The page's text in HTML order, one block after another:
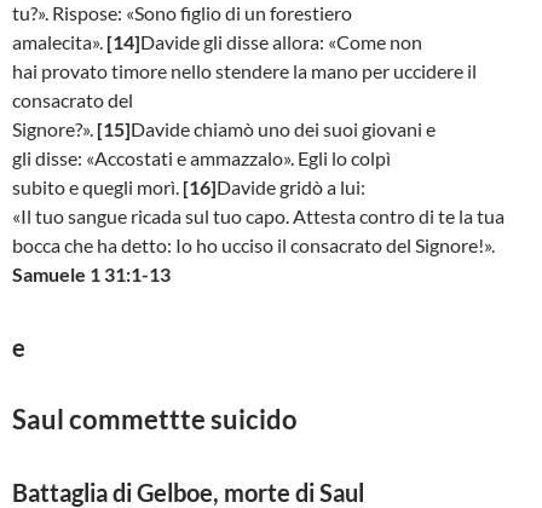
tu?». Rispose: «Sono figlio di un forestiero
amalecita». [14]Davide gli disse allora: «Come non
hai provato timore nello stendere la mano per uccidere il
consacrato del
Signore?». [15]Davide chiamò uno dei suoi giovani e
gli disse: «Accostati e ammazzalo». Egli lo colpì
subito e quegli morì. [16]Davide gridò a lui:
«Il tuo sangue ricada sul tuo capo. Attesta contro di te la tua
bocca che ha detto: Io ho ucciso il consacrato del Signore!».
Samuele 1 31:1-13
e
Saul commettte suicido
Battaglia di Gelboe, morte di Saul